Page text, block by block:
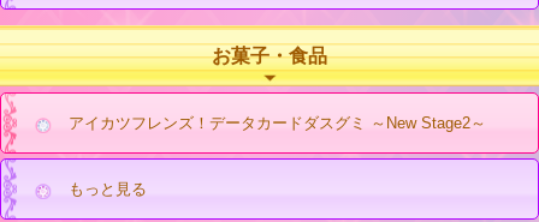
お菓子・食品
アイカツフレンズ！データカードダスグミ ～New Stage2～
もっと見る